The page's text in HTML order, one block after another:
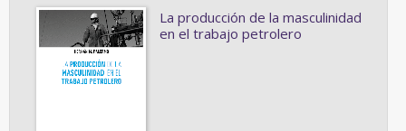
La producción de la masculinidad
en el trabajo petrolero